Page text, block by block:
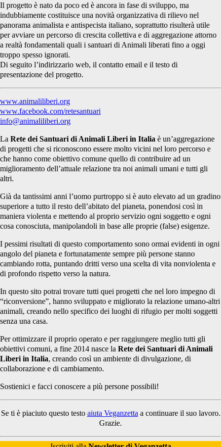
Il progetto è nato da poco ed è ancora in fase di sviluppo, ma
indubbiamente costituisce una novità organizzativa di rilievo nel
panorama animalista e antispecista italiano, soprattutto risulterà utile
per avviare un percorso di crescita collettiva e di aggregazione attorno
a realtà fondamentali quali i santuari di Animali liberati fino a oggi
troppo spesso ignorati.
Di seguito l’indirizzario web, il contatto email e il testo di
presentazione del progetto.
www.animaliliberi.org
www.facebook.com/retesantuari
info@animaliliberi.org
La Rete dei Santuari di Animali Liberi in Italia è un’aggregazione
di progetti che si riconoscono essere molto vicini nel loro percorso e
che hanno come obiettivo comune quello di contribuire ad un
miglioramento dell’attuale relazione tra noi animali umani e tutti gli
altri.
Già da tantissimi anni l’uomo purtroppo si è auto elevato ad un gradino
superiore a tutto il resto dell’abitato del pianeta, ponendosi così in
maniera violenta e mettendo al proprio servizio ogni soggetto e ogni
cosa conosciuta, manipolandoli in base alle proprie (false) esigenze.
I pessimi risultati di questo comportamento sono ormai evidenti in ogni
angolo del pianeta e fortunatamente sempre più persone stanno
cambiando rotta, puntando dritti verso una scelta di vita nonviolenta e
di profondo rispetto verso la natura.
In questo sito potrai trovare tutti quei progetti che nel loro impegno di
“riconversione”, hanno sviluppato e migliorato la relazione umano-altri
animali, creando nello specifico dei luoghi di rifugio per molti soggetti
senza una casa.
Per ottimizzare il proprio operato e per raggiungere meglio tutti gli
obiettivi comuni, a fine 2014 nasce la Rete dei Santuari di Animali
Liberi in Italia, creando così un ambiente di divulgazione, di
collaborazione e di cambiamento.
Sostienici e facci conoscere a più persone possibili!
Se ti è piaciuto questo testo aiuta Veganzetta a continuare il suo lavoro.
Grazie.